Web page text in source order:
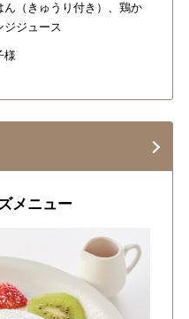
ん（きゅうり付き）、鶏か
ジジュース
様
メニュー